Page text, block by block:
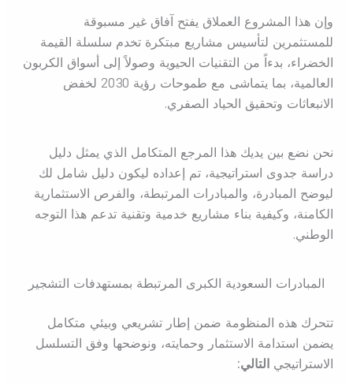
وإن هذا المشروع العملاق يفتح آفاق غير مسبوقة
للمستثمرين لتأسيس مشاريع مبتكرة تخدم سلسلة القيمة
الخضراء، بدءاً من التقنيات الحيوية وصولاً إلى أسواق الكربون
العالمية، بما يتماشى مع طموحات رؤية 2030 لخفض
الانبعاثات وتحقيق الحياد الصفري.
نحن نضع بين يديك هذا المرجع المتكامل الذي يمثل دليل
دراسة جدوى استراتيجية، تم إعداده ليكون دليل شامل لك
ليوضح المبادرة، والمبادرات المرتبطة، والفرص الاستثمارية
الكامنة، وكيفية بناء مشاريع خدمية وتقنية تدعم هذا التوجه
الوطني.
المبادرات السعودية الكبرى المرتبطة بمستهدفات التشجير
تتحرك هذه المنظومة ضمن إطار تشريعي وبيئي متكامل
يضمن استدامة الاستثمار وحمايته، ونوضحها وفق التسلسل
الاستراتيجي التالي: